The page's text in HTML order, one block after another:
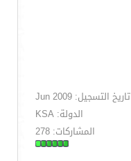
تاريخ التسجيل: Jun 2009
الدولة: KSA
المشاركات: 278